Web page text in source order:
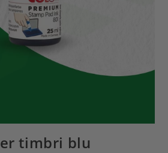
timbri blu